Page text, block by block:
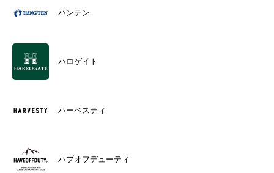
ハンテン
ハロゲイト
ハーベスティ
ハブオフデューティ